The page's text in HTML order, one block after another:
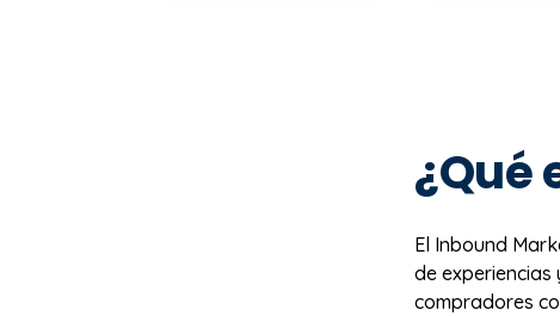
¿Qué
El Inbound
de
compradores